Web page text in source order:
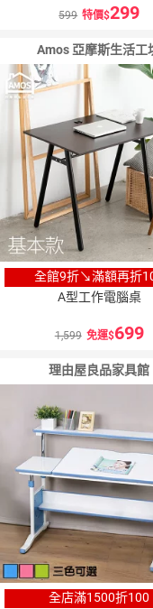
599 特價 299
Amos 亞摩斯生活工
全館9折↘滿額再折
A型工作電腦桌
1,599 免運 699
理由屋良品家具館
全店滿1500折100